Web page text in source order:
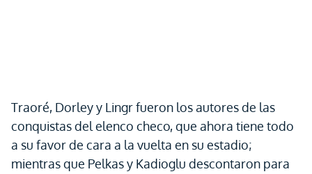
Traoré, Dorley y Lingr fueron los autores de las
conquistas del elenco checo, que ahora tiene todo
a su favor de cara a la vuelta en su estadio;
mientras que Pelkas y Kadioglu descontaron para